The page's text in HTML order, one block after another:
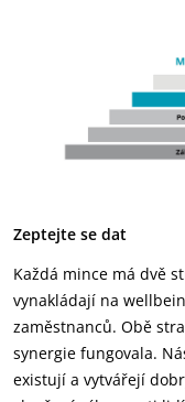
Zeptejte se dat
Každá mince má dvě
vynakládají na
zaměstnanců. Obě
synergie fungovala.
existují a vytvářejí